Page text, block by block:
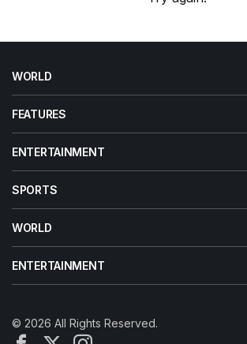
WORLD
FEATURES
ENTERTAINMENT
SPORTS
WORLD
ENTERTAINMENT
© 2026 All Rights Reserved.